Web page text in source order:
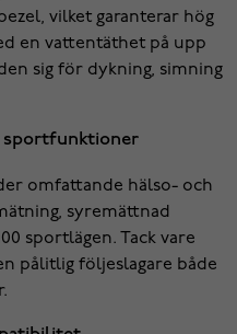
vilket garanterar hög
en vattentäthet på upp
sig för dykning, simning
sportfunktioner
omfattande hälso- och
syremättnad
sportlägen. Tack vare
pålitlig följeslagare både